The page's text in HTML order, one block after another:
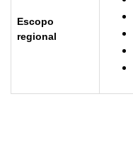
Escopo
regional